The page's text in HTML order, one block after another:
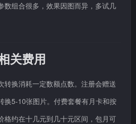
数组合很多，效果因图而异，多试几
关费用
转换消耗一定数额点数。注册会赠送
换5-10张图片。付费套餐有月卡和按
格约在十几元到几十元区间，包月可